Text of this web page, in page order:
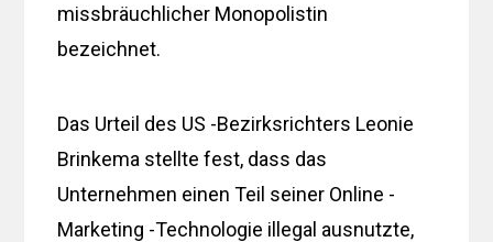
missbräuchlicher Monopolistin
bezeichnet.
Das Urteil des US -Bezirksrichters Leonie
Brinkema stellte fest, dass das
Unternehmen einen Teil seiner Online -
Marketing -Technologie illegal ausnutzte,